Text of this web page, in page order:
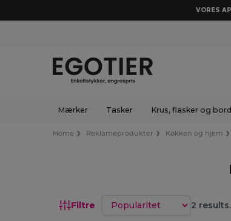
VORES
Mærker Tasker Krus, flasker og
Home Reklameprodukter Køkken og hjem
Filtre Sorter efter 2 results.